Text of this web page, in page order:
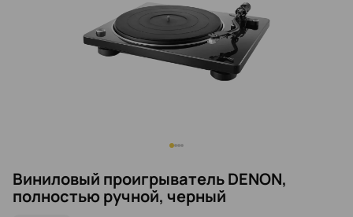
Виниловый проигрыватель DENON,
полностью ручной, черный